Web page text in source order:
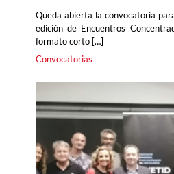
Queda abierta la convocatoria
edición de Encuentros
formato corto […]
Convocatorias